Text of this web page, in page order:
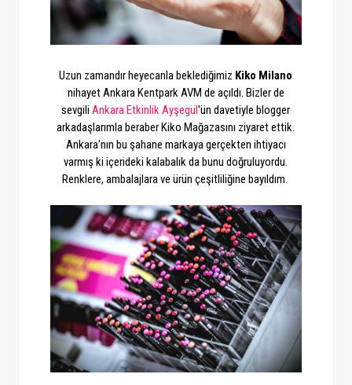
Uzun zamandır heyecanla beklediğimiz Kiko Milano
nihayet Ankara Kentpark AVM de açıldı. Bizler de
sevgiliAnkara Etkinlik Ayşegül'ün davetiyle blogger
arkadaşlarımla beraber Kiko Mağazasını ziyaret ettik.
Ankara'nın bu şahane markaya gerçekten ihtiyacı
varmış ki içerideki kalabalık da bunu doğruluyordu.
Renklere, ambalajlara ve ürün çeşitliliğine bayıldım.